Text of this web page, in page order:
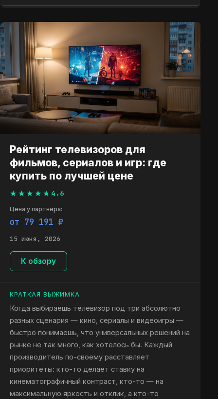
Рейтинг телевизоров для
фильмов, сериалов и игр: где
купить по лучшей цене
4.6
Цена у партнёра:
от 79 191 ₽
15 июня, 2026
К обзору
КРАТКАЯ ВЫЖИМКА
Когда выбираешь телевизор под три абсолютно
разных сценария — кино, сериалы и видеоигры —
быстро понимаешь, что универсальных решений на
рынке не так много, как хотелось бы. Каждый
производитель по-своему расставляет
приоритеты: кто-то делает ставку на
кинематографичный контраст, кто-то — на
максимальную яркость и отклик, а кто-то